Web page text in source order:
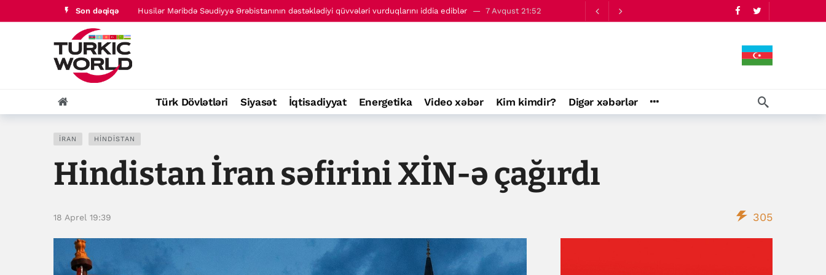
Son dəqiqə Husilər Məribdə Səudiyyə Ərəbistanının dəstəklədiyi qüvvələri vurduqlarını iddia ediblər 7 Avqust 21:52
Türk Dövlətləri Siyasət İqtisadiyyat Energetika Video xəbər Kim kimdir? Digər xəbərlər
İRAN HINDISTAN
Hindistan İran səfirini XİN-ə çağırdı
18 Aprel 19:39 305